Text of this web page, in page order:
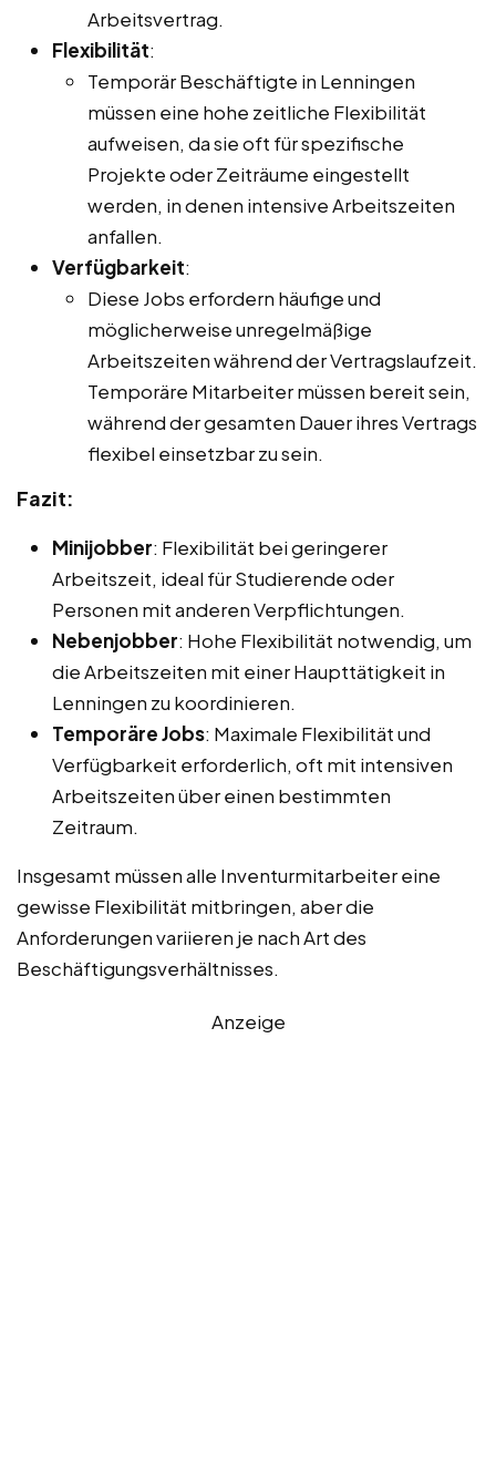
Arbeitsvertrag.
Flexibilität:
Temporär Beschäftigte in Lenningen
müssen eine hohe zeitliche Flexibilität
aufweisen, da sie oft für spezifische
Projekte oder Zeiträume eingestellt
werden, in denen intensive Arbeitszeiten
anfallen.
Verfügbarkeit:
Diese Jobs erfordern häufige und
möglicherweise unregelmäßige
Arbeitszeiten während der Vertragslaufzeit.
Temporäre Mitarbeiter müssen bereit sein,
während der gesamten Dauer ihres Vertrags
flexibel einsetzbar zu sein.
Fazit:
Minijobber: Flexibilität bei geringerer
Arbeitszeit, ideal für Studierende oder
Personen mit anderen Verpflichtungen.
Nebenjobber: Hohe Flexibilität notwendig, um
die Arbeitszeiten mit einer Haupttätigkeit in
Lenningen zu koordinieren.
Temporäre Jobs: Maximale Flexibilität und
Verfügbarkeit erforderlich, oft mit intensiven
Arbeitszeiten über einen bestimmten
Zeitraum.
Insgesamt müssen alle Inventurmitarbeiter eine
gewisse Flexibilität mitbringen, aber die
Anforderungen variieren je nach Art des
Beschäftigungsverhältnisses.
Anzeige